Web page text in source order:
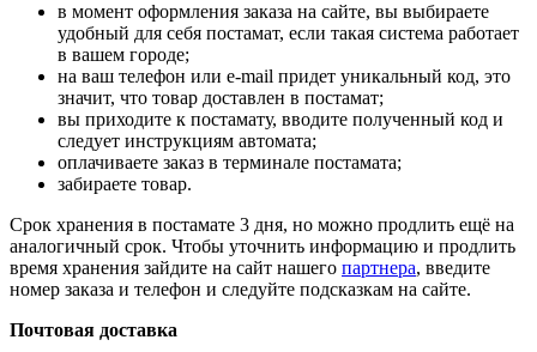
в момент оформления заказа на сайте, вы выбираете
удобный для себя постамат, если такая система работает
в вашем городе;
на ваш телефон или e-mail придет уникальный код, это
значит, что товар доставлен в постамат;
вы приходите к постамату, вводите полученный код и
следует инструкциям автомата;
оплачиваете заказ в терминале постамата;
забираете товар.
Срок хранения в постамате 3 дня, но можно продлить ещё на
аналогичный срок. Чтобы уточнить информацию и продлить
время хранения зайдите на сайт нашего партнера, введите
номер заказа и телефон и следуйте подсказкам на сайте.
Почтовая доставка